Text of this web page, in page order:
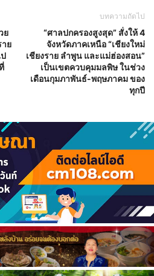
ย
ย
บทความถัดไป
“ศาลปกครองสูงสุด” สั่งให้ 4
จังหวัดภาคเหนือ “เชียงใหม่
เชียงราย ลำพูน และแม่ฮ่องสอน”
เป็นเขตควบคุมมลพิษ ในช่วง
เดือนกุมภาพันธ์-พฤษภาคม ของ
ทุกปี